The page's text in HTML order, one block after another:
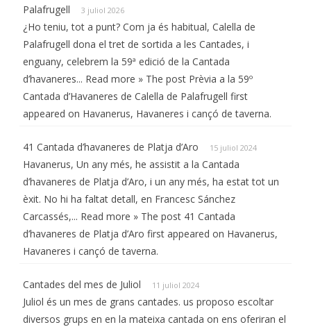
Palafrugell
3 juliol 2026
¿Ho teniu, tot a punt? Com ja és habitual, Calella de
Palafrugell dona el tret de sortida a les Cantades, i
enguany, celebrem la 59ª edició de la Cantada
d’havaneres... Read more » The post Prèvia a la 59º
Cantada d’Havaneres de Calella de Palafrugell first
appeared on Havanerus, Havaneres i cançó de taverna.
41 Cantada d’havaneres de Platja d’Aro 15 juliol 2024
Havanerus, Un any més, he assistit a la Cantada
d’havaneres de Platja d’Aro, i un any més, ha estat tot un
èxit. No hi ha faltat detall, en Francesc Sánchez
Carcassés,... Read more » The post 41 Cantada
d’havaneres de Platja d’Aro first appeared on Havanerus,
Havaneres i cançó de taverna.
Cantades del mes de Juliol 11 juliol 2024
Juliol és un mes de grans cantades. us proposo escoltar
diversos grups en en la mateixa cantada on ens oferiran el